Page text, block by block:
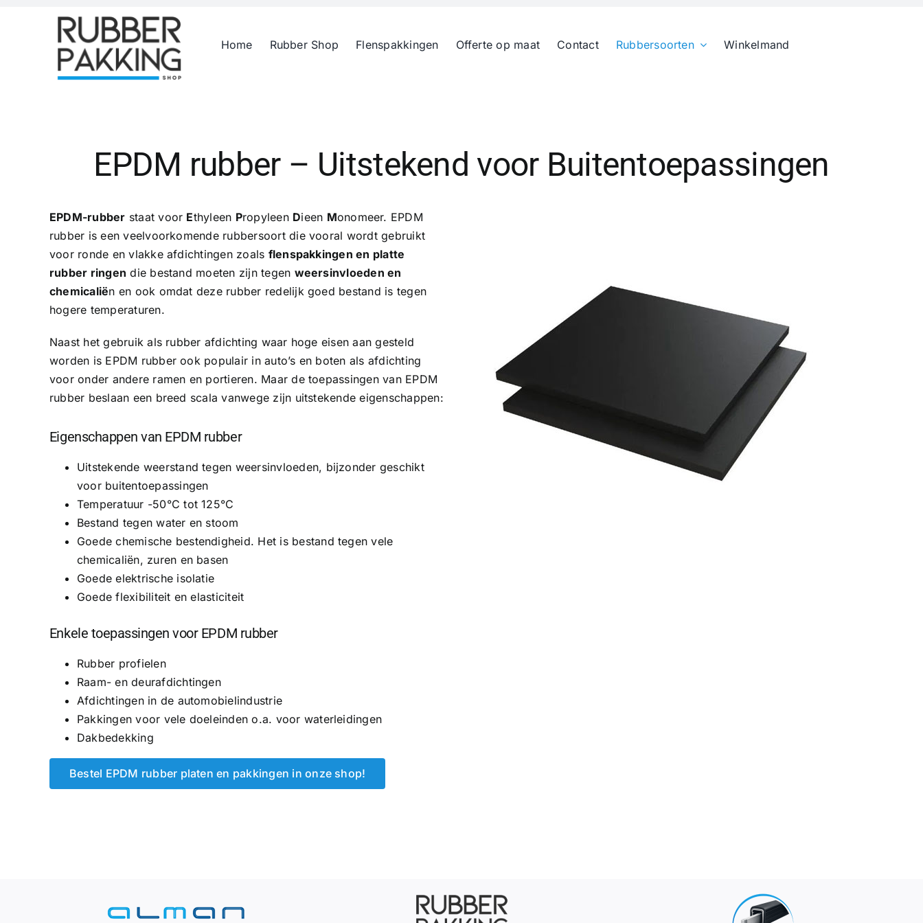
Home Rubber Shop Flenspakkingen Offerte op maat Contact Rubbersoorten Winkelmand
EPDM rubber – Uitstekend voor Buitentoepassingen
EPDM-rubber staat voor Ethyleen Propyleen Dieen Monomeer. EPDM
rubber is een veelvoorkomende rubbersoort die vooral wordt gebruikt
voor ronde en vlakke afdichtingen zoals flenspakkingen en platte
rubber ringen die bestand moeten zijn tegen weersinvloeden en
chemicaliën en ook omdat deze rubber redelijk goed bestand is tegen
hogere temperaturen.
Naast het gebruik als rubber afdichting waar hoge eisen aan gesteld
worden is EPDM rubber ook populair in auto’s en boten als afdichting
voor onder andere ramen en portieren. Maar de toepassingen van EPDM
rubber beslaan een breed scala vanwege zijn uitstekende eigenschappen:
Eigenschappen van EPDM rubber
Uitstekende weerstand tegen weersinvloeden, bijzonder geschikt
voor buitentoepassingen
Temperatuur -50°C tot 125°C
Bestand tegen water en stoom
Goede chemische bestendigheid. Het is bestand tegen vele
chemicaliën, zuren en basen
Goede elektrische isolatie
Goede flexibiliteit en elasticiteit
Enkele toepassingen voor EPDM rubber
Rubber profielen
Raam- en deurafdichtingen
Afdichtingen in de automobielindustrie
Pakkingen voor vele doeleinden o.a. voor waterleidingen
Dakbedekking
Bestel EPDM rubber platen en pakkingen in onze shop!